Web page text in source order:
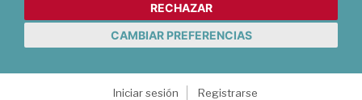
RECHAZAR
CAMBIAR PREFERENCIAS
Iniciar sesión
Registrarse